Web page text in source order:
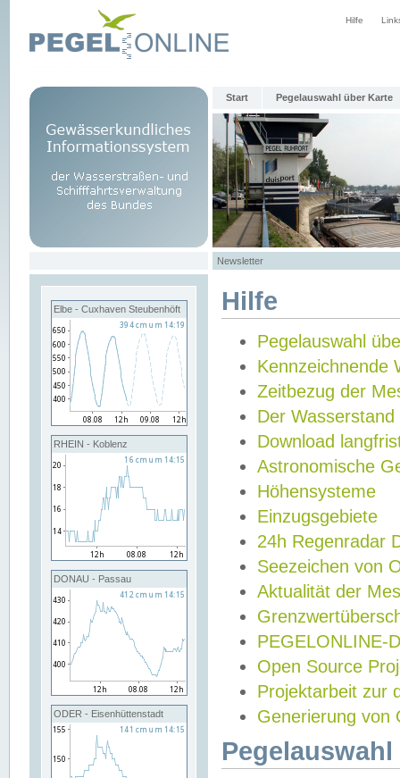
Hilfe
Start Pegelauswahl über Karte
Newsletter
Elbe - Cuxhaven Steubenhöft
RHEIN - Koblenz
DONAU - Passau
ODER - Eisenhüttenstadt
Hilfe
Pegelauswahl
Kennzeichnende
Zeitbezug der
Der Wasserstand
Download
Astronomische
Höhensysteme
Einzugsgebiete
24h Regenradar
Seezeichen von
Aktualität der
PEGELONLINE-
Open Source
Projektarbeit zur
Generierung von